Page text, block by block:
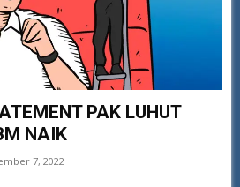
PAK LUHUT
NAIK
7, 2022